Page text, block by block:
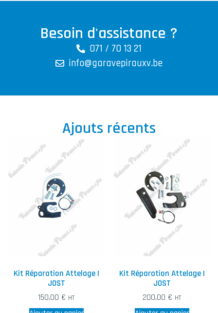
Besoin d'assistance ?
071 / 70 13 21
info@garavepirauxv.be
Ajouts récents
Kit Réparation Attelage |
JOST
150,00 € HT
Kit Réparation Attelage |
JOST
200,00 € HT